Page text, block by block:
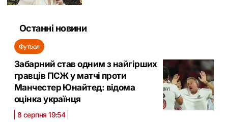
Останні новини
Футбол
Забарний став одним з найгірших
гравців ПСЖ у матчі проти
Манчестер Юнайтед: відома
оцінка українця
8 серпня 19:54